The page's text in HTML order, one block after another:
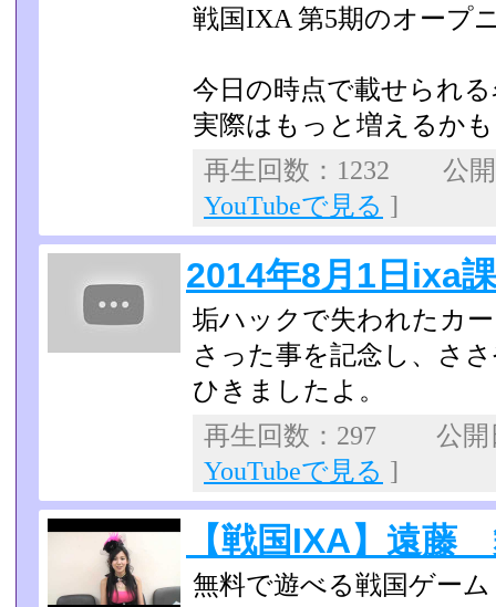
戦国IXA 第5期のオープ
今日の時点で載せられ
実際はもっと増えるか
再生回数：1232 公
YouTubeで見る ]
2014年8月1日ixa
垢ハックで失われたカ
さった事を記念し、さ
ひきましたよ。
再生回数：297 公
YouTubeで見る ]
【戦国IXA】遠
無料で遊べる戦国ゲーム